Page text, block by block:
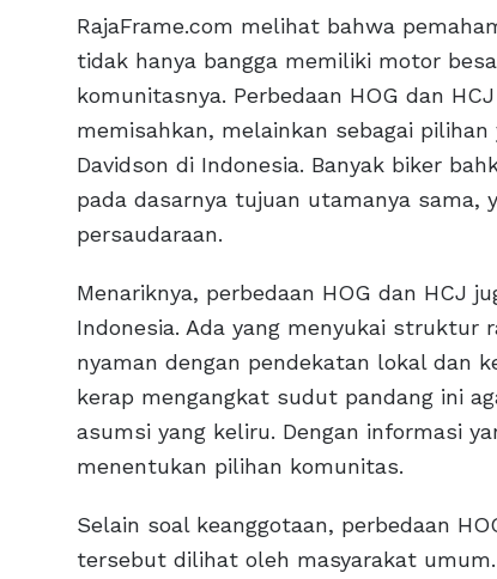
RajaFrame.com melihat bahwa
tidak hanya bangga memiliki motor
komunitasnya. Perbedaan HOG dan
memisahkan, melainkan sebagai
Davidson di Indonesia. Banyak biker
pada dasarnya tujuan utamanya sama,
persaudaraan.
Menariknya, perbedaan HOG dan HCJ
Indonesia. Ada yang menyukai struktur
nyaman dengan pendekatan lokal dan
kerap mengangkat sudut pandang ini
asumsi yang keliru. Dengan informasi
menentukan pilihan komunitas.
Selain soal keanggotaan, perbedaan
tersebut dilihat oleh masyarakat